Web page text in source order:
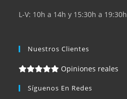
L-V: 10h a 14h y 15:30h a 19:30h
Nuestros Clientes
Opiniones reales
Síguenos En Redes